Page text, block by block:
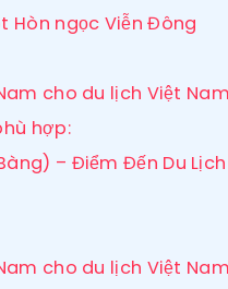
Hòn ngọc Viễn Đông
cho du lịch Việt
hợp:
– Điểm Đến Du
cho du lịch Việt